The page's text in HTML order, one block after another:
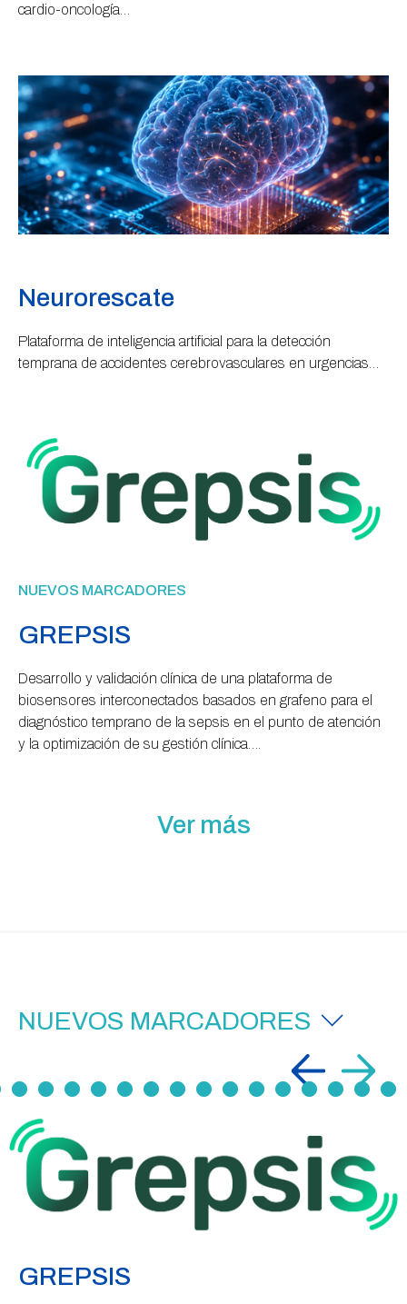
cardio-oncología…
Neurorescate
Plataforma de inteligencia artificial para la detección
temprana de accidentes cerebrovasculares en urgencias…
NUEVOS MARCADORES
GREPSIS
Desarrollo y validación clínica de una plataforma de
biosensores interconectados basados ​​en grafeno para el
diagnóstico temprano de la sepsis en el punto de atención
y la optimización de su gestión clínica….
Ver más
NUEVOS MARCADORES
GREPSIS